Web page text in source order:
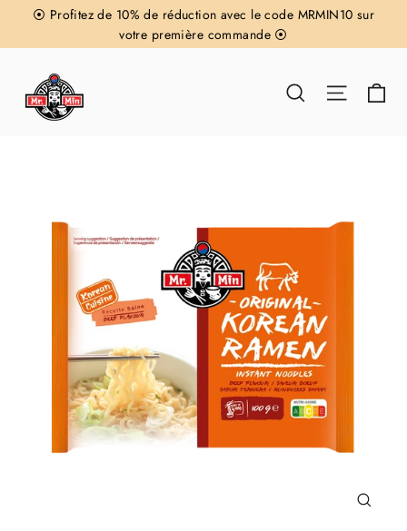
Passer⦿ Profitez de 10% de réduction avec le code MRMIN10 sur
votre première commande ⦿
Rechercher